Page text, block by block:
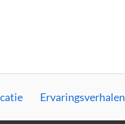
Ervaringsverhalen